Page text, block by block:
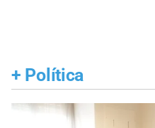
+ Política